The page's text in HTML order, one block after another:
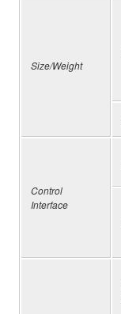
Size/Weight
Control
Interface